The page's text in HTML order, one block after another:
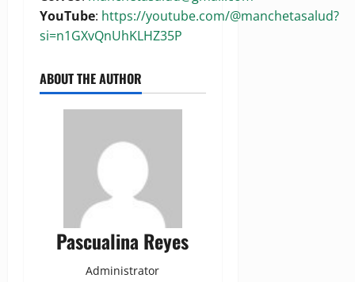
YouTube: https://youtube.com/@manchetasalud?
si=n1GXvQnUhKLHZ35P
ABOUT THE AUTHOR
Pascualina Reyes
Administrator